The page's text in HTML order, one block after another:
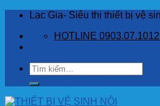
Skip
content
Lạc Gia- Siêu thị thiết bị vệ
HOTLINE
Tìm
kiếm: